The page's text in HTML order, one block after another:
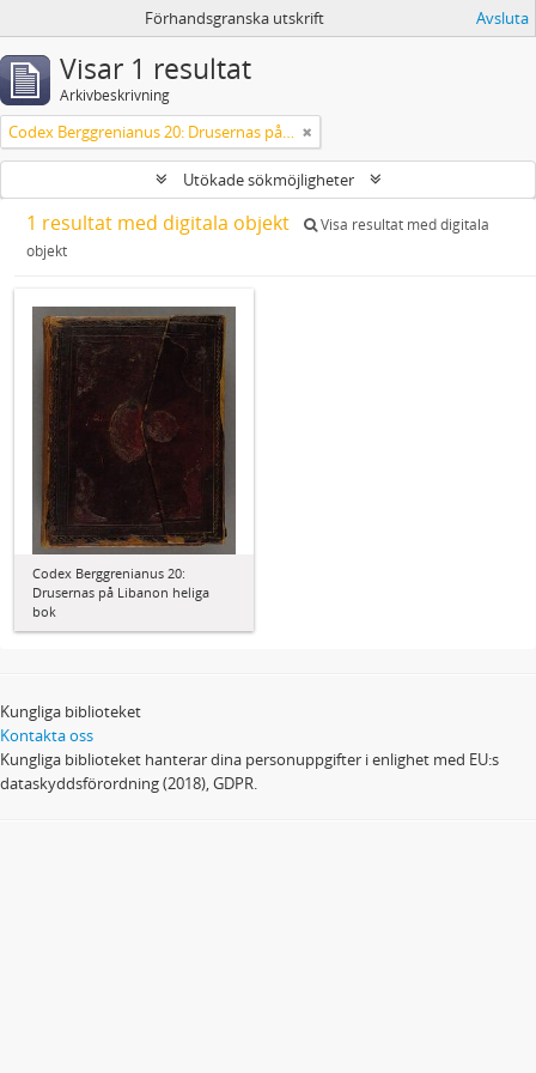
Förhandsgranska utskrift Avsluta
Visar 1 resultat
Arkivbeskrivning
Codex Berggrenianus 20: Drusernas på Libanon heliga bok
Utökade sökmöjligheter
1 resultat med digitala objekt
Visa resultat med digitala
objekt
Codex Berggrenianus 20:
Drusernas på Libanon heliga
bok
Kungliga biblioteket
Kontakta oss
Kungliga biblioteket hanterar dina personuppgifter i enlighet med EU:s
dataskyddsförordning (2018), GDPR.